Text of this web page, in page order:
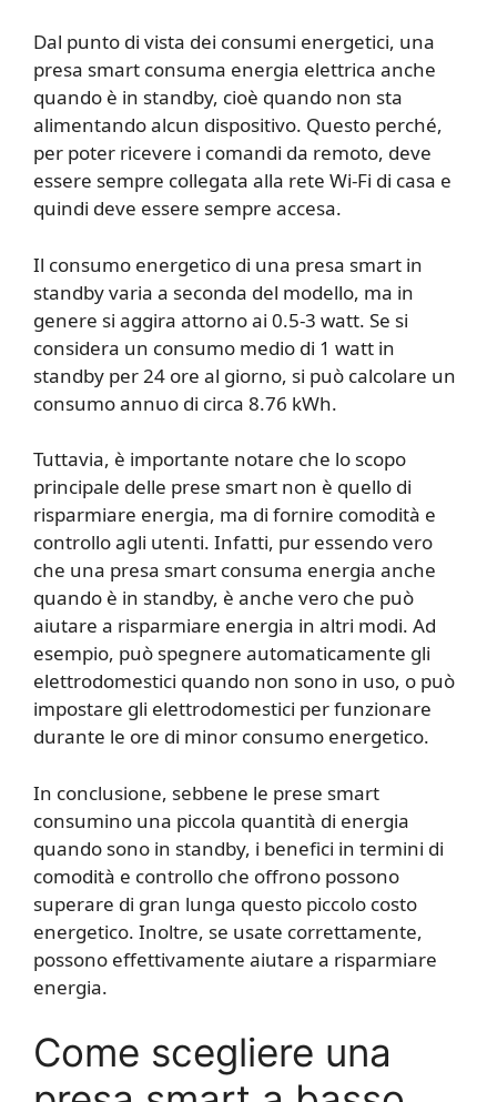
Dal punto di vista dei consumi energetici, una
presa smart consuma energia elettrica anche
quando è in standby, cioè quando non sta
alimentando alcun dispositivo. Questo perché,
per poter ricevere i comandi da remoto, deve
essere sempre collegata alla rete Wi-Fi di casa e
quindi deve essere sempre accesa.
Il consumo energetico di una presa smart in
standby varia a seconda del modello, ma in
genere si aggira attorno ai 0.5-3 watt. Se si
considera un consumo medio di 1 watt in
standby per 24 ore al giorno, si può calcolare un
consumo annuo di circa 8.76 kWh.
Tuttavia, è importante notare che lo scopo
principale delle prese smart non è quello di
risparmiare energia, ma di fornire comodità e
controllo agli utenti. Infatti, pur essendo vero
che una presa smart consuma energia anche
quando è in standby, è anche vero che può
aiutare a risparmiare energia in altri modi. Ad
esempio, può spegnere automaticamente gli
elettrodomestici quando non sono in uso, o può
impostare gli elettrodomestici per funzionare
durante le ore di minor consumo energetico.
In conclusione, sebbene le prese smart
consumino una piccola quantità di energia
quando sono in standby, i benefici in termini di
comodità e controllo che offrono possono
superare di gran lunga questo piccolo costo
energetico. Inoltre, se usate correttamente,
possono effettivamente aiutare a risparmiare
energia.
Come scegliere una